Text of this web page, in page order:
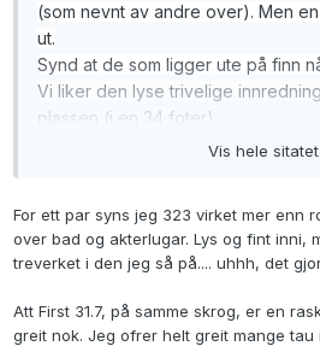
(som nevnt av andre over). Men
ut.
Synd at de som ligger ute på finn
Vi liker den lyse trivelige
plassen (i en 34 foter).
Ser at flere er skeptiske tilVis hele sitatet
For ett par syns jeg 323 virket mer enn
over bad og akterlugar. Lys og fint inni,
treverket i den jeg så på.... uhhh, det
Att First 31.7, på samme skrog, er en
greit nok. Jeg ofrer helt greit mange